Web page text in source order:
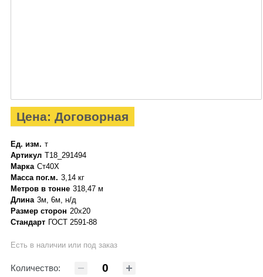
Цена: Договорная
Ед. изм. т
Артикул Т18_291494
Марка Ст40Х
Масса пог.м. 3,14 кг
Метров в тонне 318,47 м
Длина 3м, 6м, н/д
Размер сторон 20х20
Стандарт ГОСТ 2591-88
Есть в наличии или под заказ
Количество: